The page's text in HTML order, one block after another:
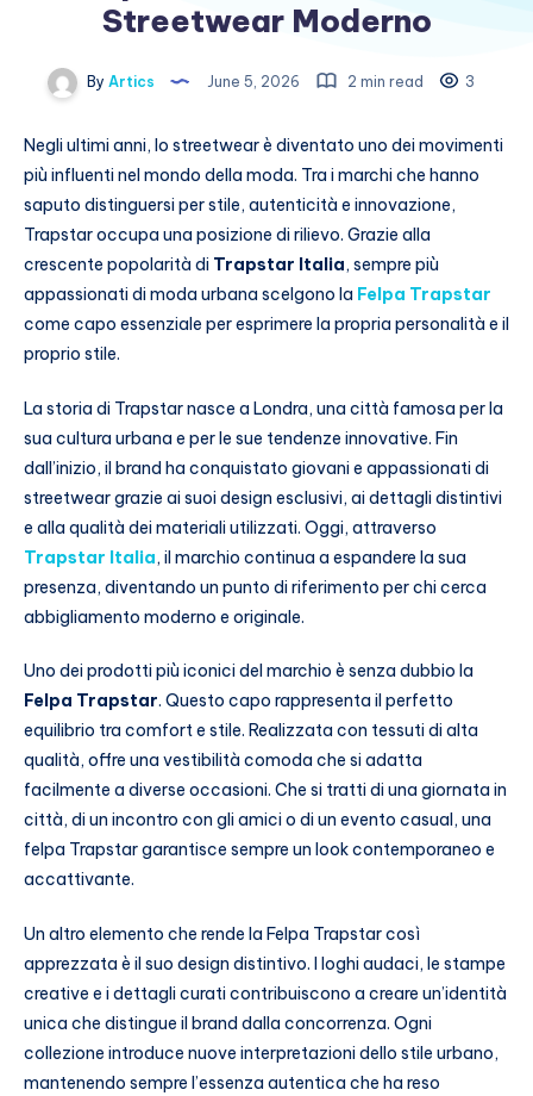
Streetwear Moderno
By Artics June 5, 2026 2 min read 3
Negli ultimi anni, lo streetwear è diventato uno dei movimenti
più influenti nel mondo della moda. Tra i marchi che hanno
saputo distinguersi per stile, autenticità e innovazione,
Trapstar occupa una posizione di rilievo. Grazie alla
crescente popolarità di Trapstar Italia, sempre più
appassionati di moda urbana scelgono la Felpa Trapstar
come capo essenziale per esprimere la propria personalità e il
proprio stile.
La storia di Trapstar nasce a Londra, una città famosa per la
sua cultura urbana e per le sue tendenze innovative. Fin
dall’inizio, il brand ha conquistato giovani e appassionati di
streetwear grazie ai suoi design esclusivi, ai dettagli distintivi
e alla qualità dei materiali utilizzati. Oggi, attraverso
Trapstar Italia, il marchio continua a espandere la sua
presenza, diventando un punto di riferimento per chi cerca
abbigliamento moderno e originale.
Uno dei prodotti più iconici del marchio è senza dubbio la
Felpa Trapstar. Questo capo rappresenta il perfetto
equilibrio tra comfort e stile. Realizzata con tessuti di alta
qualità, offre una vestibilità comoda che si adatta
facilmente a diverse occasioni. Che si tratti di una giornata in
città, di un incontro con gli amici o di un evento casual, una
felpa Trapstar garantisce sempre un look contemporaneo e
accattivante.
Un altro elemento che rende la Felpa Trapstar così
apprezzata è il suo design distintivo. I loghi audaci, le stampe
creative e i dettagli curati contribuiscono a creare un’identità
unica che distingue il brand dalla concorrenza. Ogni
collezione introduce nuove interpretazioni dello stile urbano,
mantenendo sempre l’essenza autentica che ha reso